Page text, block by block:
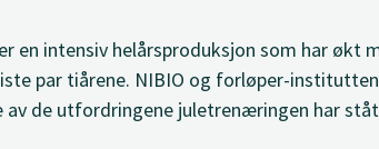
en intensiv helårsproduksjon som har økt
par tiårene. NIBIO og forløper-
av de utfordringene juletrenæringen har